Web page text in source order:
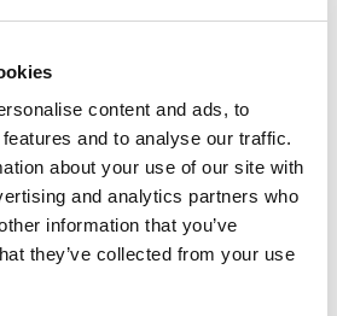
content and ads, to
and to analyse our traffic.
about your use of our site with
and analytics partners who
information that you’ve
they’ve collected from your use
dynamik og
servosystemer -